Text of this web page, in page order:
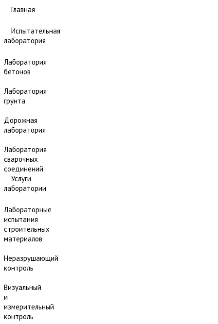
Главная
Испытательная
лаборатория
Лаборатория
бетонов
Лаборатория
грунта
Дорожная
лаборатория
Лаборатория
сварочных
соединений
Услуги
лаборатории
Лабораторные
испытания
строительных
материалов
Неразрушающий
контроль
Визуальный
и
измерительный
контроль